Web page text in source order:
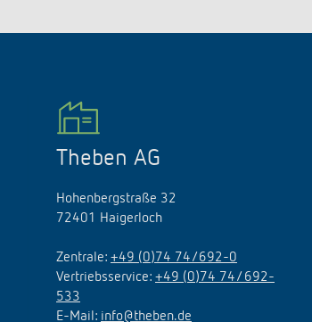
Theben AG
Hohenbergstraße 32
72401 Haigerloch
Zentrale: +49 (0)74 74/692-0
Vertriebsservice: +49 (0)74 74/ 692-
533
E-Mail: info@theben.de